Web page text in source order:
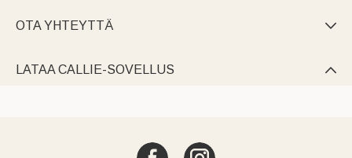
OTA YHTEYTTÄ 
LATAA CALLIE-SOVELLUS 